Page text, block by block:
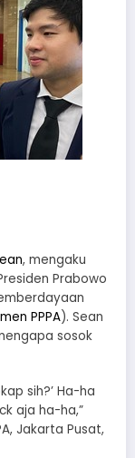
, mengaku
Prabowo
PPPA). Sean
sosok
sih?’ Ha-ha
aja ha-ha,”
Jakarta Pusat,